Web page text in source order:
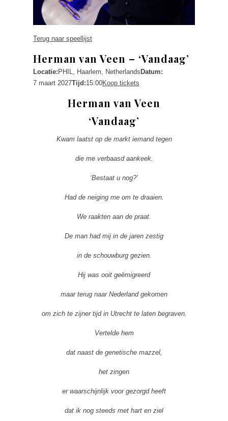
Terug naar speellijst
Herman van Veen – ‘Vandaag’
Locatie: PHIL, Haarlem, Netherlands Datum:
7 maart 2027Tijd:15:00Koop tickets
Herman van Veen
‘Vandaag’
Kwam laatst op de markt iemand tegen
die me verbaasd aankeek.
‘Bestaat u nog?’
Had de neiging me om te draaien.
We raakten aan de praat.
De man had mij in de jaren zestig
in de schouwburg gezien.
Hij was ooit geëmigreerd
maar terug naar Nederland gekomen
om zich te zijner tijd in Utrecht te laten begraven.
Vertelde hem
dat naast de genetische mazzel,
het zingen
er waarschijnlijk voor gezorgd heeft
dat ik nog steeds met hart en ziel